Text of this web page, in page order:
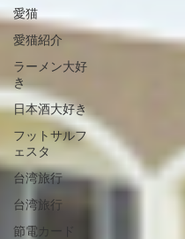
愛猫
愛猫紹介
ラーメン大好
き
日本酒大好き
フットサルフ
ェスタ
台湾旅行
台湾旅行
節電カード